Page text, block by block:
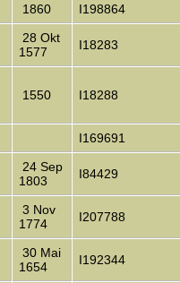
1860 I198864
28 Okt
1577
I18283
1550 I18288
I169691
24 Sep
1803
I84429
3 Nov
1774
I207788
30 Mai
1654
I192344